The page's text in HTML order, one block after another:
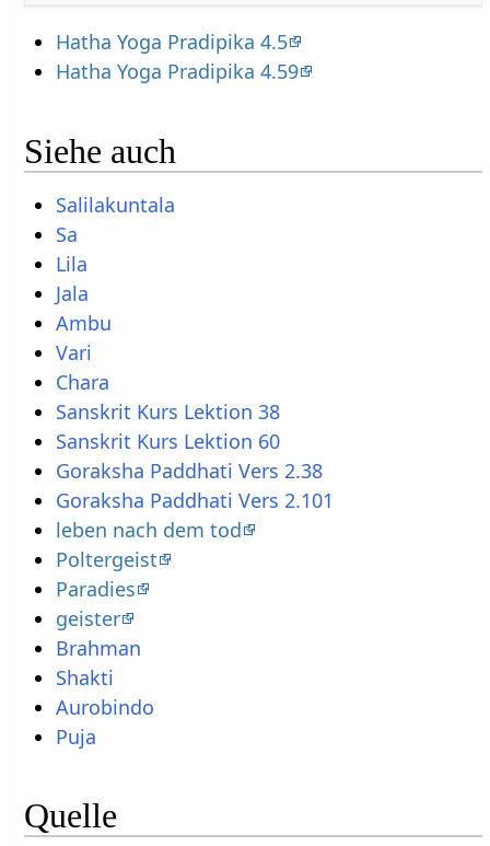
Hatha Yoga Pradipika 4.5
Hatha Yoga Pradipika 4.59
Siehe auch
Salilakuntala
Sa
Lila
Jala
Ambu
Vari
Chara
Sanskrit Kurs Lektion 38
Sanskrit Kurs Lektion 60
Goraksha Paddhati Vers 2.38
Goraksha Paddhati Vers 2.101
leben nach dem tod
Poltergeist
Paradies
geister
Brahman
Shakti
Aurobindo
Puja
Quelle